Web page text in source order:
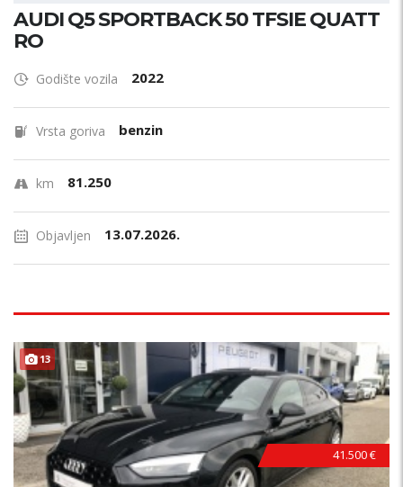
AUDI Q5 SPORTBACK 50 TFSIE QUATT
RO
Godište vozila 2022
Vrsta goriva benzin
km 81.250
Objavljen 13.07.2026.
13
41.500 €